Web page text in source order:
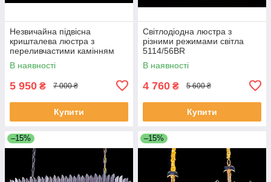
Незвичайна підвісна
кришталева люстра з
переливчастими камінням
J028/500
В наявності
5 950 ₴ 7 000 ₴
Купити
Світлодіодна люстра з
різними режимами світла
5114/56BR
В наявності
4 760 ₴ 5 600 ₴
Купити
–15% –15%